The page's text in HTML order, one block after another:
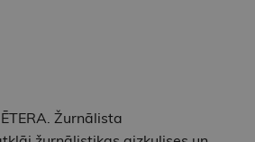
Žurnālista